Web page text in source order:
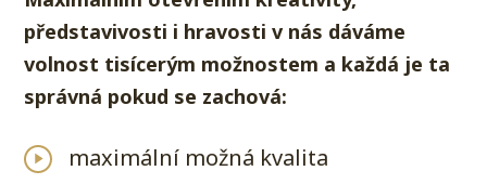
představivosti i hravosti v nás dáváme
volnost tisícerým možnostem a každá je ta
správná pokud se zachová:
maximální možná kvalita